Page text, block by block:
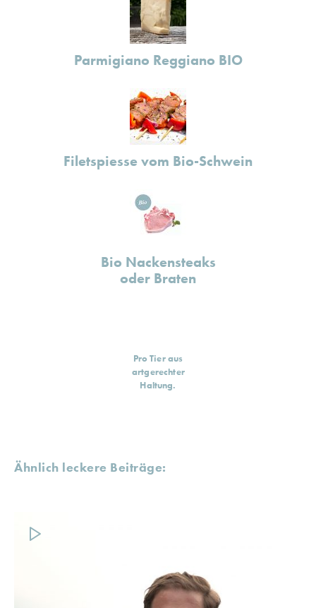
Parmigiano Reggiano BIO
Filetspiesse vom Bio-Schwein
Bio Nackensteaks
oder Braten
Pro Tier aus
artgerechter
Haltung.
Ähnlich leckere Beiträge: